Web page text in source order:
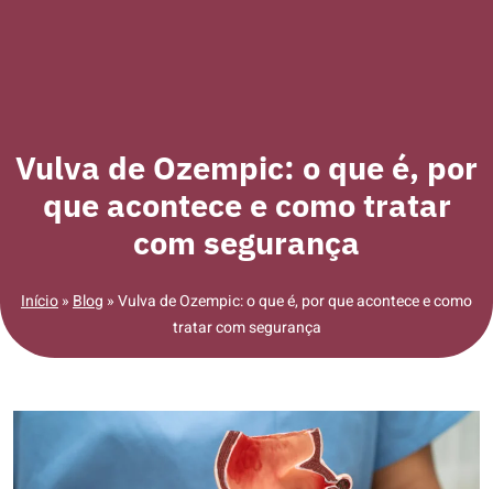
Vulva de Ozempic: o que é, por
que acontece e como tratar
com segurança
Início» Blog »Vulva de Ozempic: o que é, por que acontece e como
tratar com segurança